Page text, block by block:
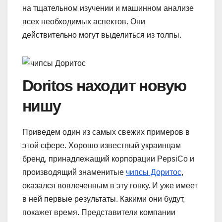
на тщательном изучении и машинном анализе
всех необходимых аспектов. Они
действительно могут выделиться из толпы.
Doritos находит новую
нишу
Приведем один из самых свежих примеров в
этой сфере. Хорошо известный украинцам
бренд, принадлежащий корпорации PepsiCo и
производящий знаменитые чипсы Доритос,
оказался вовлеченным в эту гонку. И уже имеет
в ней первые результаты. Какими они будут,
покажет время. Представители компании